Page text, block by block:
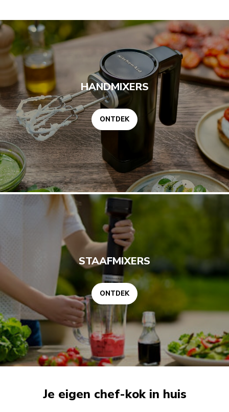
HANDMIXERS
ONTDEK
ONTDEK
STAAFMIXERS
ONTDEK
ONTDEK
Je eigen chef-kok in huis